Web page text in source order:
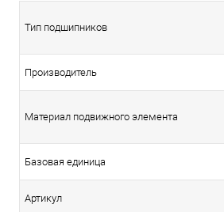
Тип подшипников
Производитель
Материал подвижного элемента
Базовая единица
Артикул